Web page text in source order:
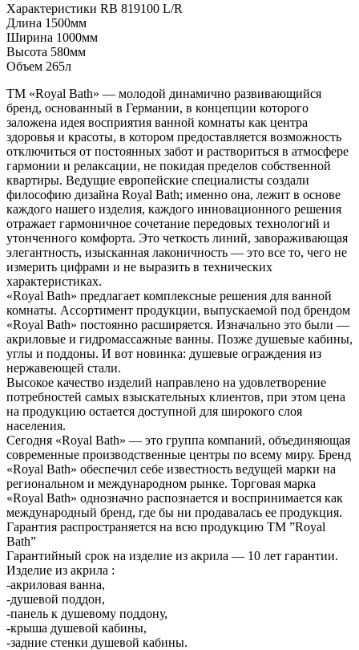
Характеристики RB 819100 L/R
Длина 1500мм
Ширина 1000мм
Высота 580мм
Объем 265л
ТМ «Royal Bath» — молодой динамично развивающийся
бренд, основанный в Германии, в концепции которого
заложена идея восприятия ванной комнаты как центра
здоровья и красоты, в котором предоставляется возможность
отключиться от постоянных забот и раствориться в атмосфере
гармонии и релаксации, не покидая пределов собственной
квартиры. Ведущие европейские специалисты создали
философию дизайна Royal Bath; именно она, лежит в основе
каждого нашего изделия, каждого инновационного решения
отражает гармоничное сочетание передовых технологий и
утонченного комфорта. Это четкость линий, завораживающая
элегантность, изысканная лаконичность — это все то, чего не
измерить цифрами и не выразить в технических
характеристиках.
«Royal Bath» предлагает комплексные решения для ванной
комнаты. Ассортимент продукции, выпускаемой под брендом
«Royal Bath» постоянно расширяется. Изначально это были —
акриловые и гидромассажные ванны. Позже душевые кабины,
углы и поддоны. И вот новинка: душевые ограждения из
нержавеющей стали.
Высокое качество изделий направлено на удовлетворение
потребностей самых взыскательных клиентов, при этом цена
на продукцию остается доступной для широкого слоя
населения.
Сегодня «Royal Bath» — это группа компаний, объединяющая
современные производственные центры по всему миру. Бренд
«Royal Bath» обеспечил себе известность ведущей марки на
региональном и международном рынке. Торговая марка
«Royal Bath» однозначно распознается и воспринимается как
международный бренд, где бы ни продавалась ее продукция.
Гарантия распространяется на всю продукцию ТМ ”Royal
Bath”
Гарантийный срок на изделие из акрила — 10 лет гарантии.
Изделие из акрила :
-акриловая ванна,
-душевой поддон,
-панель к душевому поддону,
-крыша душевой кабины,
-задние стенки душевой кабины.